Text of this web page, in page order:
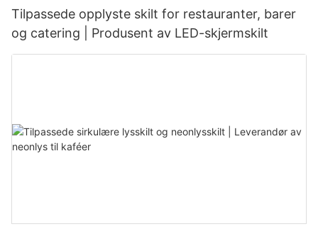
Tilpassede opplyste skilt for restauranter, barer
og catering | Produsent av LED-skjermskilt